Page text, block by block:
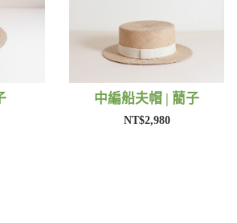
中編船夫帽 | 藺子
NT$2,980